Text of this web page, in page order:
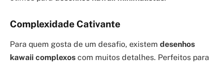
Complexidade Cativante
Para quem gosta de um desafio, existem desenhos
kawaii complexos com muitos detalhes. Perfeitos para